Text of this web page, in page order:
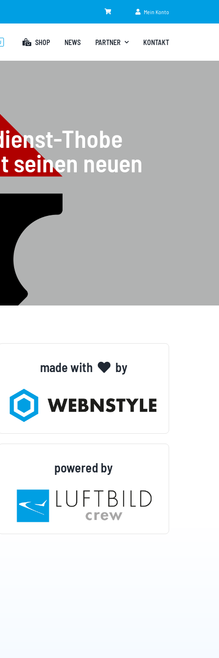
Mein Konto
SHOP NEWS PARTNER KONTAKT
Thobe
seinen neuen
made with by
powered by